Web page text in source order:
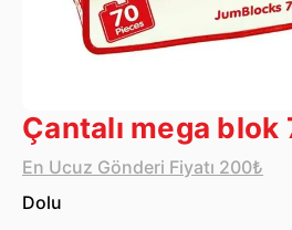
Çantalı mega blok
En Ucuz Gönderi Fiyatı 200₺
Dolu